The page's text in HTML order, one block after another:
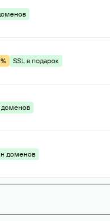
SSL в подарок
доменов
доменов